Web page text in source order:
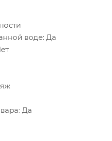
воде: Да
Да